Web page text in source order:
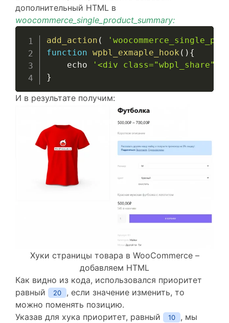
дополнительный HTML в
woocommerce_single_product_summary:
add_action (
function wpbl_exmaple_hook ( ) {
    echo
'<div
}
И в результате получим:
Хуки страницы товара в WooCommerce –
добавляем HTML
Как видно из кода, использовался приоритет
равный
20
, если значение изменить, то
можно поменять позицию.
Указав для хука приоритет, равный
10
, мы